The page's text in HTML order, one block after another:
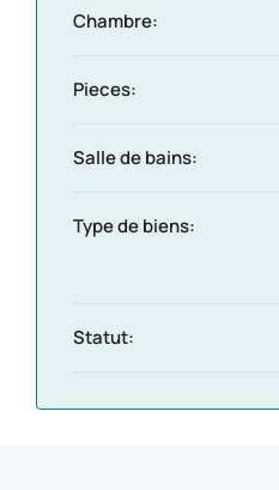
Chambre:
Pieces:
Salle de bains:
Type de biens:
Statut: